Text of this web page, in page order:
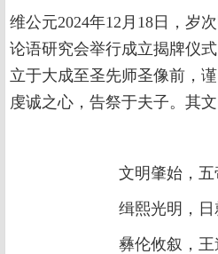
维公元2024年12月18日，岁
论语研究会举行成立揭牌仪
立于大成至圣先师圣像前，
虔诚之心，告祭于夫子。其文
文明肇始，五
缉熙光明，日
彝伦攸叙，王